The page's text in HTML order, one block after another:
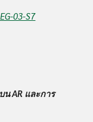
03-S7
น AR และการ